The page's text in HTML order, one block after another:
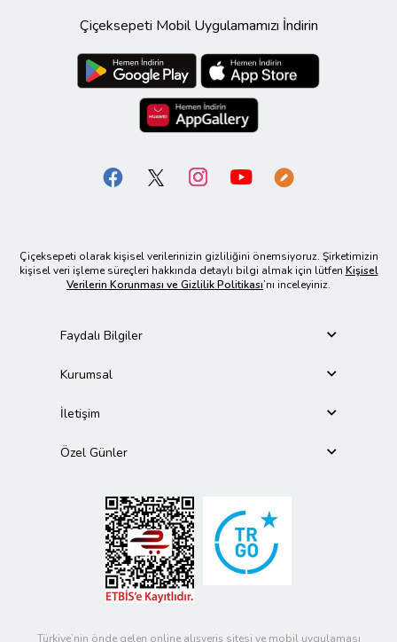
Çiçeksepeti Mobil Uygulamamızı İndirin
Çiçeksepeti olarak kişisel verilerinizin gizliliğini önemsiyoruz. Şirketimizin
kişisel veri işleme süreçleri hakkında detaylı bilgi almak için lütfen Kişisel
Verilerin Korunması ve Gizlilik Politikası’nı inceleyiniz.
Faydalı Bilgiler
Kurumsal
İletişim
Özel Günler
Türkiye’nin önde gelen online alışveriş sitesi ve mobil uygulaması